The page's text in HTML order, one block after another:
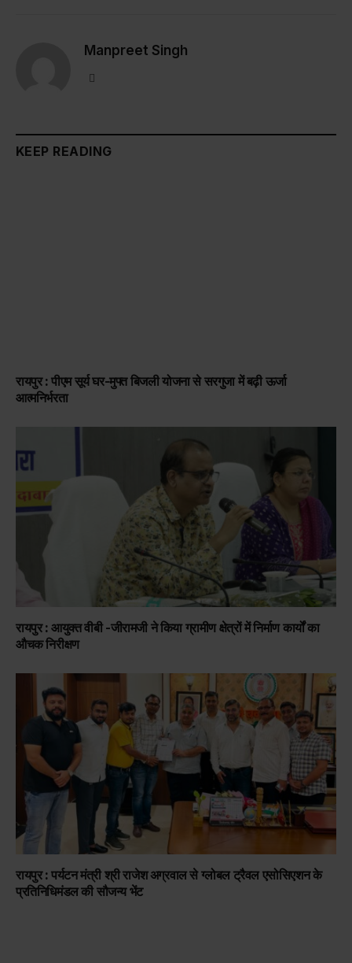
Manpreet Singh
KEEP READING
रायपुर : पीएम सूर्य घर-मुफ्त बिजली योजना से सरगुजा में बढ़ी ऊर्जा
आत्मनिर्भरता
रायपुर : आयुक्त वीबी -जीरामजी ने किया ग्रामीण क्षेत्रों में निर्माण कार्यों का
औचक निरीक्षण
रायपुर : पर्यटन मंत्री श्री राजेश अग्रवाल से ग्लोबल ट्रैवल एसोसिएशन के
प्रतिनिधिमंडल की सौजन्य भेंट